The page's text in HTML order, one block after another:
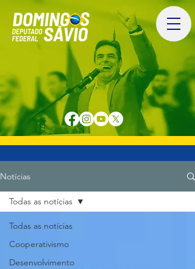
Notícias
Todas as notícias
Cooperativismo
Desenvolvimento
Todas as notícias